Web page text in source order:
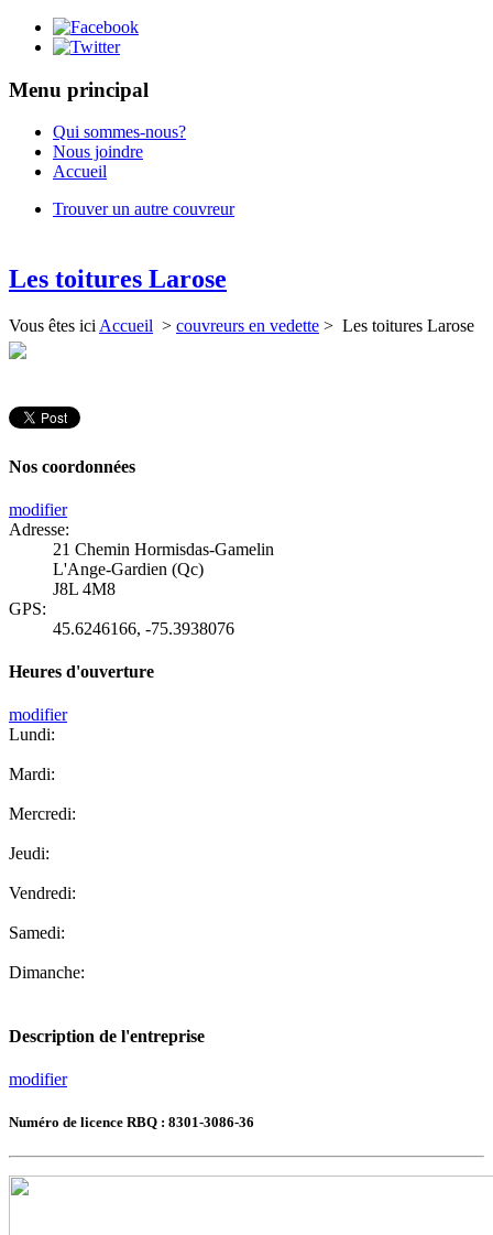
Menu principal
Qui sommes-nous?
Nous joindre
Accueil
Trouver un autre couvreur
Les toitures Larose
Vous êtes ici Accueil > couvreurs en vedette > Les toitures Larose
Nos coordonnées
modifier
Adresse:
21 Chemin Hormisdas-Gamelin
L'Ange-Gardien (Qc)
J8L 4M8
GPS:
45.6246166, -75.3938076
Heures d'ouverture
modifier
Lundi:
Mardi:
Mercredi:
Jeudi:
Vendredi:
Samedi:
Dimanche:
Description de l'entreprise
modifier
Numéro de licence RBQ : 8301-3086-36